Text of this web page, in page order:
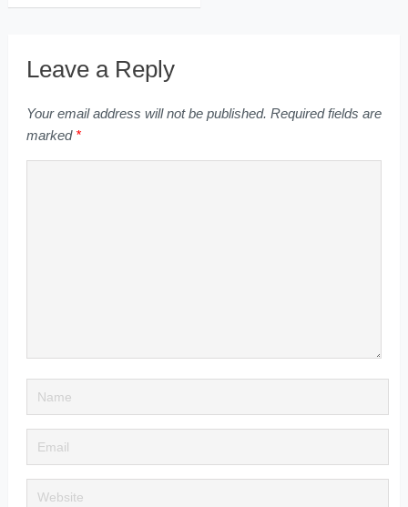
Leave a Reply
Your email address will not be published. Required fields are
marked *